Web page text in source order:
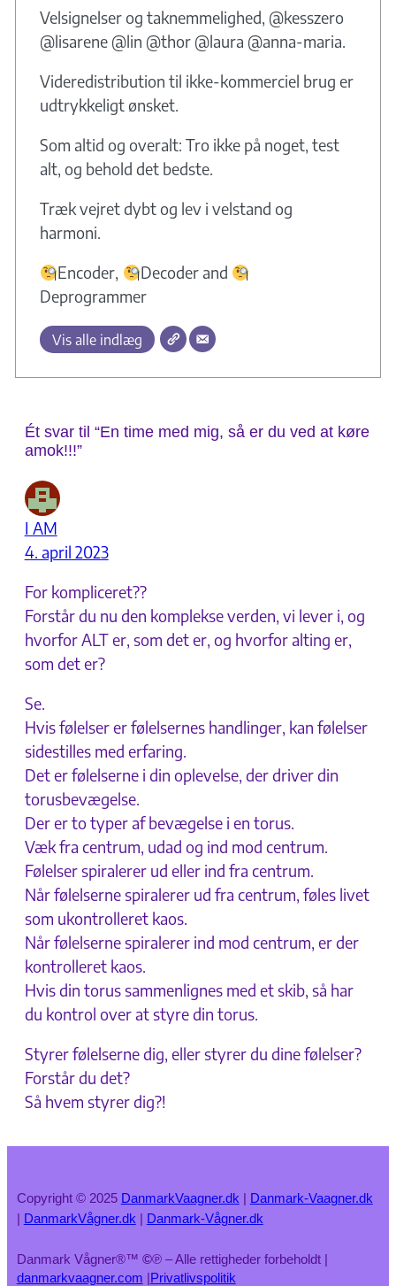
Velsignelser og taknemmelighed, @kesszero
@lisarene @lin @thor @laura @anna-maria.
Videredistribution til ikke-kommerciel brug er
udtrykkeligt ønsket.
Som altid og overalt: Tro ikke på noget, test
alt, og behold det bedste.
Træk vejret dybt og lev i velstand og
harmoni.
Encoder,
Decoder and
Deprogrammer
Vis alle indlæg
Ét svar til “En time med mig, så er du ved at køre
amok!!!”
I AM
4. april 2023
For kompliceret??
Forstår du nu den komplekse verden, vi lever i, og
hvorfor ALT er, som det er, og hvorfor alting er,
som det er?
Se.
Hvis følelser er følelsernes handlinger, kan følelser
sidestilles med erfaring.
Det er følelserne i din oplevelse, der driver din
torusbevægelse.
Der er to typer af bevægelse i en torus.
Væk fra centrum, udad og ind mod centrum.
Følelser spiralerer ud eller ind fra centrum.
Når følelserne spiralerer ud fra centrum, føles livet
som ukontrolleret kaos.
Når følelserne spiralerer ind mod centrum, er der
kontrolleret kaos.
Hvis din torus sammenlignes med et skib, så har
du kontrol over at styre din torus.
Styrer følelserne dig, eller styrer du dine følelser?
Forstår du det?
Så hvem styrer dig?!
Copyright © 2025 DanmarkVaagner.dk | Danmark-Vaagner.dk
| DanmarkVågner.dk | Danmark-Vågner.dk
Danmark Vågner®™ ©℗ – Alle rettigheder forbeholdt |
danmarkvaagner.com |Privatlivspolitik